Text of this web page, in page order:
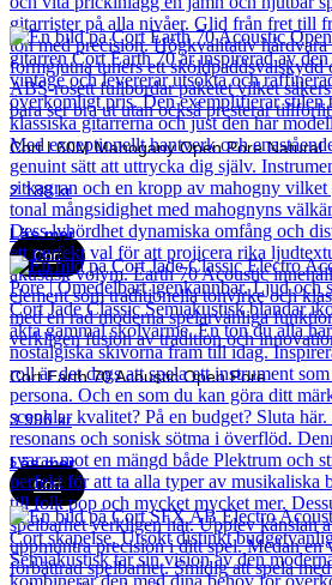
Cort L60M Mahogany Open Pore Natural
2 188kr
Läs mer
Cort
Cort Earth 70 Acoustic Open Pore
3 990kr
Läs mer
Cort